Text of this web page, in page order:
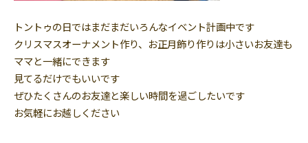
トントゥの日ではまだまだいろんなイベント計画中です
クリスマスオーナメント作り、お正月飾り作りは小さいお友達も
ママと一緒にできます
見てるだけでもいいです
ぜひたくさんのお友達と楽しい時間を過ごしたいです
お気軽にお越しください